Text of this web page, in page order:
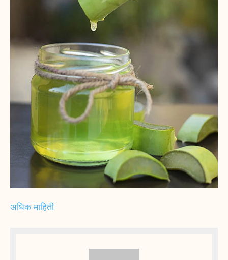
अधिक माहिती